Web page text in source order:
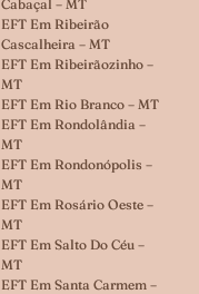
Cabaçal – MT
EFT Em Ribeirão
Cascalheira – MT
EFT Em Ribeirãozinho –
MT
EFT Em Rio Branco – MT
EFT Em Rondolândia –
MT
EFT Em Rondonópolis –
MT
EFT Em Rosário Oeste –
MT
EFT Em Salto Do Céu –
MT
EFT Em Santa Carmem –